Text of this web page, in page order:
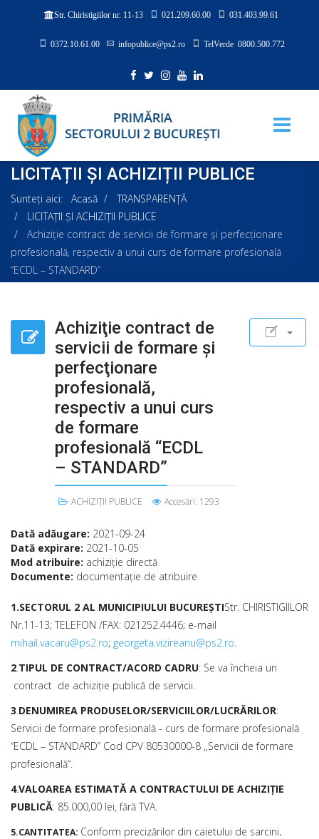
Str. Chiristigiilor nr. 11-13 021.209.60.00 031.403.99.61
0372.10.61.00 infopublice@ps2.ro TelVerde 0800.500.772
LICITAȚII ȘI ACHIZIȚII PUBLICE
Sunteți aici: Acasă
TRANSPARENȚĂ
LICITAȚII ȘI ACHIZIȚII PUBLICE
Achiziţie contract de servicii de formare şi perfecţionare
profesională, respectiv a unui curs de formare profesională
“ECDL – STANDARD”
Achiziţie contract de
servicii de formare şi
perfecţionare
profesională,
respectiv a unui curs
de formare
profesională “ECDL
– STANDARD”
ACHIZIȚII PUBLICE Accesări: 1293
Dată adăugare: 2021-09-24
Dată expirare: 2021-10-05
Mod atribuire: achiziţie directă
Documente: documentaţie de atribuire
1.SECTORUL 2 AL MUNICIPIULUI BUCUREŞTIStr. CHIRISTIGIILOR
Nr.11-13; TELEFON /FAX: 021252.4446; e-mail
mihail.vacaru@ps2.ro; georgeta.vizireanu@ps2.ro.
2.TIPUL DE CONTRACT/ACORD CADRU: Se va încheia un
contract de achiziţie publică de servicii.
3.DENUMIREA PRODUSELOR/SERVICIILOR/LUCRĂRILOR:
Servicii de formare profesională - curs de formare profesională
“ECDL – STANDARD” Cod CPV 80530000-8 ,,Servicii de formare
profesională“.
4.VALOAREA ESTIMATĂ A CONTRACTULUI DE ACHIZIŢIE
PUBLICĂ: 85.000,00 lei, fără TVA.
5.CANTITATEA: Conform precizărilor din caietului de sarcini.